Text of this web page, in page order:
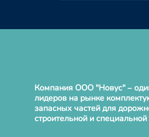
Компания ООО "Новус" –
лидеров на рынке
запасных частей для
строительной и специальной